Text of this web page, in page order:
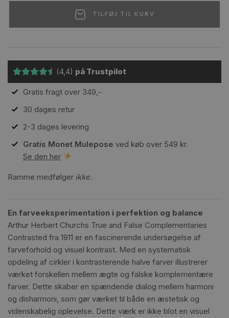
TILFØJ TIL KURV
(4,4) på Trustpilot
Gratis fragt over 349,-
30 dages retur
2-3 dages levering
Gratis Monet Mulepose ved køb over 549 kr.
Se den her
Ramme medfølger ikke.
En farveeksperimentation i perfektion og balance
Arthur Herbert Churchs True and False Complementaries
Contrasted fra 1911 er en fascinerende undersøgelse af
farveforhold og visuel kontrast. Med en systematisk
opdeling af cirkler i kontrasterende halve farver illustrerer
værket forskellen mellem ægte og falske komplementære
farver. Dette skaber en spændende dialog mellem harmoni
og disharmoni, som gør værket til både en æstetisk og
videnskabelig oplevelse. Dette værk er ikke blot en visuel